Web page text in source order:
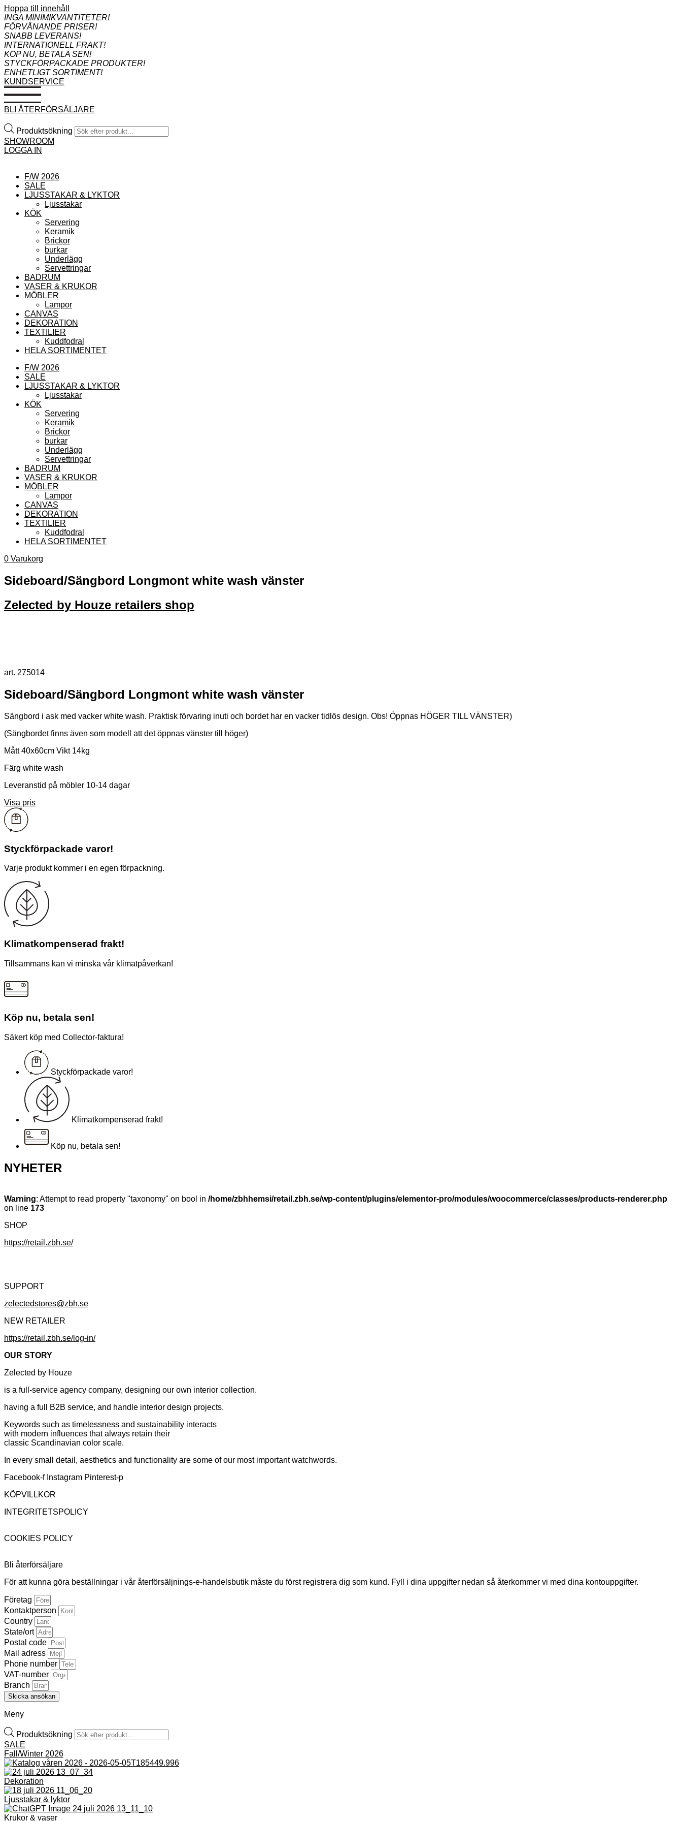
Hoppa till innehåll
INGA MINIMIKVANTITETER!
FÖRVÅNANDE PRISER!
SNABB LEVERANS!
INTERNATIONELL FRAKT!
KÖP NU, BETALA SEN!
STYCKFÖRPACKADE PRODUKTER!
ENHETLIGT SORTIMENT!
KUNDSERVICE
BLI ÅTERFÖRSÄLJARE
Produktsökning
SHOWROOM
LOGGA IN
F/W 2026
SALE
LJUSSTAKAR & LYKTOR
Ljusstakar
KÖK
Servering
Keramik
Brickor
burkar
Underlägg
Servettringar
BADRUM
VASER & KRUKOR
MÖBLER
Lampor
CANVAS
DEKORATION
TEXTILIER
Kuddfodral
HELA SORTIMENTET
F/W 2026
SALE
LJUSSTAKAR & LYKTOR
Ljusstakar
KÖK
Servering
Keramik
Brickor
burkar
Underlägg
Servettringar
BADRUM
VASER & KRUKOR
MÖBLER
Lampor
CANVAS
DEKORATION
TEXTILIER
Kuddfodral
HELA SORTIMENTET
0 Varukorg
Sideboard/Sängbord Longmont white wash vänster
Zelected by Houze retailers shop
art. 275014
Sideboard/Sängbord Longmont white wash vänster
Sängbord i ask med vacker white wash. Praktisk förvaring inuti och bordet har en vacker tidlös design. Obs! Öppnas HÖGER TILL VÄNSTER)
(Sängbordet finns även som modell att det öppnas vänster till höger)
Mått 40x60cm Vikt 14kg
Färg white wash
Leveranstid på möbler 10-14 dagar
Visa pris
Styckförpackade varor!
Varje produkt kommer i en egen förpackning.
Klimatkompenserad frakt!
Tillsammans kan vi minska vår klimatpåverkan!
Köp nu, betala sen!
Säkert köp med Collector-faktura!
Styckförpackade varor!
Klimatkompenserad frakt!
Köp nu, betala sen!
NYHETER
Warning: Attempt to read property "taxonomy" on bool in /home/zbhhemsi/retail.zbh.se/wp-content/plugins/elementor-pro/modules/woocommerce/classes/products-renderer.php
on line 173
SHOP
https://retail.zbh.se/
SUPPORT
zelectedstores@zbh.se
NEW RETAILER
https://retail.zbh.se/log-in/
OUR STORY
Zelected by Houze
is a full-service agency company, designing our own interior collection.
having a full B2B service, and handle interior design projects.
Keywords such as timelessness and sustainability interacts
with modern influences that always retain their
classic Scandinavian color scale.
In every small detail, aesthetics and functionality are some of our most important watchwords.
Facebook-f Instagram Pinterest-p
KÖPVILLKOR
INTEGRITETSPOLICY
COOKIES POLICY
Bli återförsäljare
För att kunna göra beställningar i vår återförsäljnings-e-handelsbutik måste du först registrera dig som kund. Fyll i dina uppgifter nedan så återkommer vi med dina kontouppgifter.
Företag
Kontaktperson
Country
State/ort
Postal code
Mail adress
Phone number
VAT-number
Branch
Skicka ansökan
Meny
Produktsökning
SALE
Fall/Winter 2026
Dekoration
Ljusstakar & lyktor
Krukor & vaser